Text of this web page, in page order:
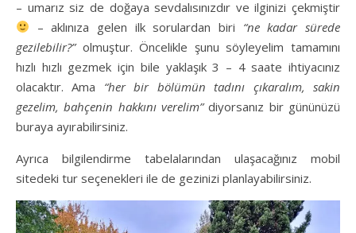
– umarız siz de doğaya sevdalısınızdır ve ilginizi çekmiştir
– aklınıza gelen ilk sorulardan biri “ne kadar sürede
gezilebilir?”olmuştur. Öncelikle şunu söyleyelim tamamını
hızlı hızlı gezmek için bile yaklaşık 3 – 4 saate ihtiyacınız
olacaktır. Ama “her bir bölümün tadını çıkaralım, sakin
gezelim, bahçenin hakkını verelim”diyorsanız bir gününüzü
buraya ayırabilirsiniz.
Ayrıca bilgilendirme tabelalarından ulaşacağınız mobil
sitedeki tur seçenekleri ile de gezinizi planlayabilirsiniz.